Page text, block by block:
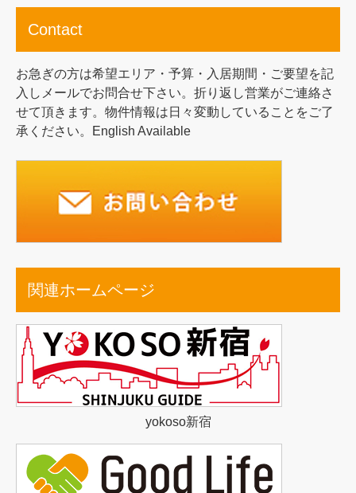
Contact
お急ぎの方は希望エリア・予算・入居期間・ご要望を記
入しメールでお問合せ下さい。折り返し営業がご連絡さ
せて頂きます。物件情報は日々変動していることをご了
承ください。English Available
関連ホームページ
yokoso新宿